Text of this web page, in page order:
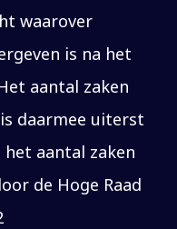
waarover
is na het
aantal zaken
daarmee uiterst
aantal zaken
de Hoge Raad